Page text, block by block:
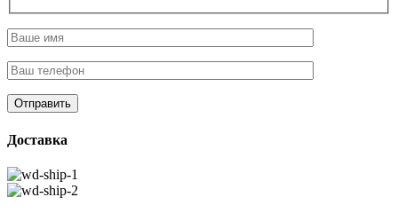
Доставка